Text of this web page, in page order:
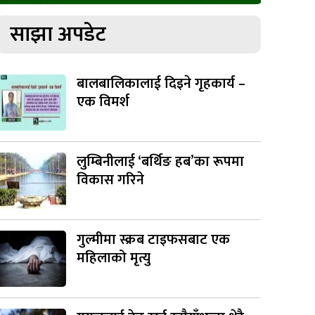
साझा अपडेट
बालबालिकालाई दिइने गृहकार्य –
एक विमर्श
लुम्बिनीलाई ‘बर्थिङ हब’का रूपमा
विकास गरिने
गुल्मीमा स्क्रब टाइफसबाट एक
महिलाको मृत्यु